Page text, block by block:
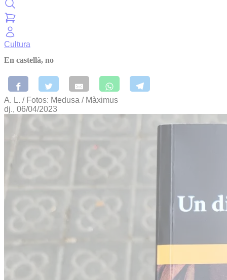
Cultura
En castellà, no
A. L. / Fotos: Medusa / Màximus
dj., 06/04/2023